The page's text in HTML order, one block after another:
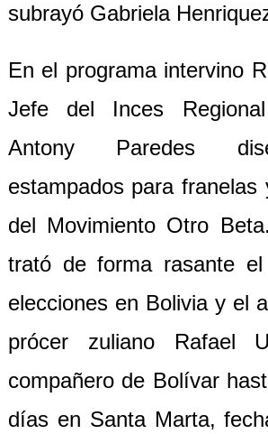
subrayó Gabriela
En el programa intervino
Jefe del Inces
Antony Paredes
estampados para franelas
del Movimiento Otro
trató de forma rasante
elecciones en Bolivia y el
prócer zuliano Rafael
compañero de Bolívar
días en Santa Marta,